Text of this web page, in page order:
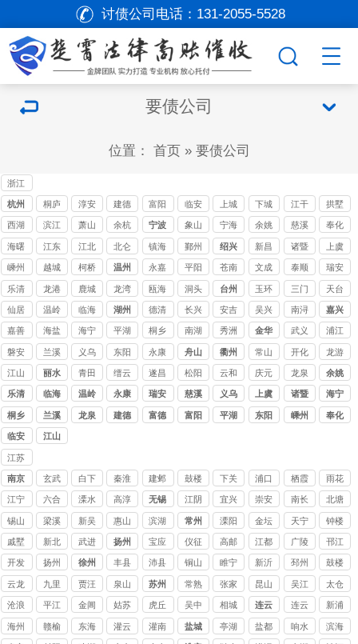
讨债公司电话： 131-2055-5528
要债公司
位置： 首页» 要债公司
浙江
讨债
公司
杭州 桐庐
淳安
讨债
公司
建德
讨债
公司
富阳
讨债
公司
临安
讨债
公司
上城
讨债
公司
下城
讨债
公司
江干
讨债
公司
拱墅
讨债
公司
西湖
讨债
公司
滨江
讨债
公司
萧山
讨债
公司
余杭
讨债
公司
宁波
象山
讨债
公司
宁海
讨债
公司
余姚
讨债
公司
慈溪
讨债
公司
奉化
讨债
公司
海曙
讨债
公司
江东
讨债
公司
江北
讨债
公司
北仑
讨债
公司
镇海
讨债
公司
鄞州
讨债
公司
绍兴
新昌
讨债
公司
诸暨 上虞
嵊州
越城
讨债
公司
柯桥
讨债
公司
温州
永嘉
讨债
公司
平阳
讨债
公司
苍南
讨债
公司
文成
讨债
公司
泰顺
讨债
公司
瑞安
讨债
公司
乐清
讨债
公司
龙港
讨债
公司
鹿城
讨债
公司
龙湾
讨债
公司
瓯海
讨债
公司
洞头
讨债
公司
台州
玉环
讨债
公司
三门 天台
仙居 温岭 临海 湖州
德清
讨债
公司
长兴 安吉
吴兴
讨债
公司
南浔
讨债
公司
嘉兴
嘉善
讨债
公司
海盐
讨债
公司
海宁
讨债
公司
平湖 桐乡
南湖
讨债
公司
秀洲
讨债
公司
金华
武义
讨债
公司
浦江
磐安 兰溪 义乌 东阳 永康 舟山 衢州
常山
讨债
公司
开化 龙游
江山 丽水
青田
讨债
公司
缙云 遂昌 松阳 云和 庆元 龙泉 余姚
乐清 临海 温岭 永康 瑞安 慈溪 义乌 上虞 诸暨 海宁
桐乡 兰溪 龙泉 建德 富德 富阳 平湖 东阳 嵊州 奉化
临安 江山
江苏
讨债
公司
南京 玄武 白下 秦淮 建邺 鼓楼 下关 浦口 栖霞
雨花
台
江宁 六合 溧水 高淳 无锡
江阴
讨债
公司
宜兴
讨债
公司
崇安 南长 北塘
锡山 梁溪 新吴 惠山 滨湖 常州 溧阳 金坛 天宁 钟楼
戚墅
堰
新北 武进 扬州 宝应 仪征 高邮 江都 广陵 邗江
开发 扬州 徐州 丰县 沛县 铜山 睢宁 新沂 邳州 鼓楼
云龙 九里 贾汪 泉山 苏州
常熟
讨债
公司
张家
港讨
债公
司
昆山
讨债
公司
吴江
讨债
公司
太仓
讨债
公司
沧浪 平江 金阊 姑苏 虎丘 吴中 相城
连云
港
连云 新浦
海州 赣榆 东海 灌云 灌南 盐城 亭湖 盐都 响水 滨海